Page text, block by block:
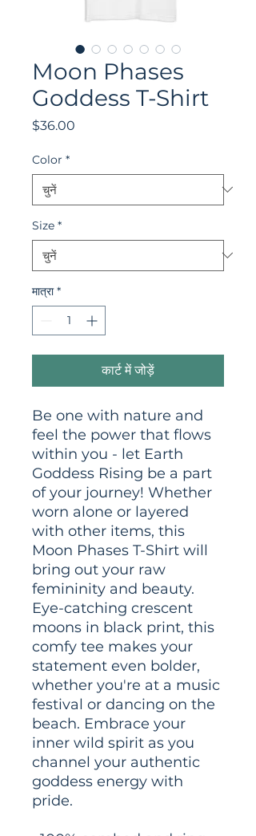
Moon Phases
Goddess T-Shirt
$36.00
Color *
Size *
मात्रा *
कार्ट में जोड़ें
Be one with nature and
feel the power that flows
within you - let Earth
Goddess Rising be a part
of your journey! Whether
worn alone or layered
with other items, this
Moon Phases T-Shirt will
bring out your raw
femininity and beauty.
Eye-catching crescent
moons in black print, this
comfy tee makes your
statement even bolder,
whether you're at a music
festival or dancing on the
beach. Embrace your
inner wild spirit as you
channel your authentic
goddess energy with
pride.